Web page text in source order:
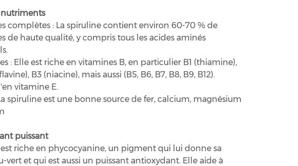
complètes : La spiruline contient environ 60-70 % de
de haute qualité, y compris tous les acides aminés
: Elle est riche en vitamines B, en particulier B1 (thiamine),
B3 (niacine), mais aussi (B5, B6, B7, B8, B9, B12).
vitamine E.
spiruline est une bonne source de fer, calcium, magnésium
puissant
riche en phycocyanine, un pigment qui lui donne sa
vert et qui est aussi un puissant antioxydant. Elle aide à